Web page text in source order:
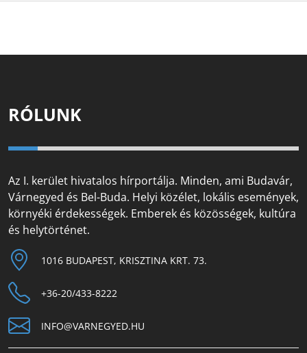
RÓLUNK
Az I. kerület hivatalos hírportálja. Minden, ami Budavár,
Várnegyed és Bel-Buda. Helyi közélet, lokális események,
környéki érdekességek. Emberek és közösségek, kultúra
és helytörténet.
1016 BUDAPEST, KRISZTINA KRT. 73.
+36-20/433-8222
INFO@VARNEGYED.HU